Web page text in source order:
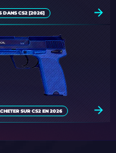
DANS CS2 [2026]
SUR CS2 EN 2026